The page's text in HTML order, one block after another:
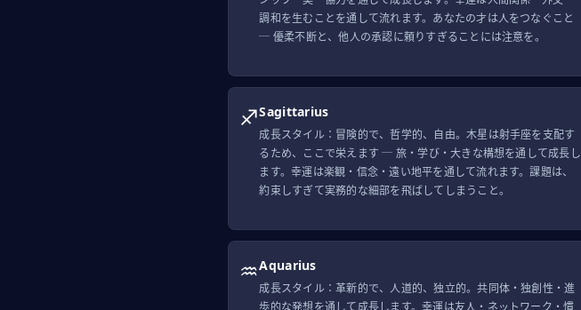
調和を生むことを通して流れます。あなたの才は人をつなぐこと
─ 優柔不断と、他人の承認に頼りすぎることには注意を。
♐Sagittarius
成長スタイル：冒険的で、哲学的、自由。木星は射手座を支配す
るため、ここで栄えます ─ 旅・学び・大きな構想を通して成長し
ます。幸運は楽観・信念・遠い地平を通して流れます。課題は、
約束しすぎて実務的な細部を飛ばしてしまうこと。
♒Aquarius
成長スタイル：革新的で、人道的、独立的。共同体・独創性・進
歩的な発想を通して成長します。幸運は友人・ネットワーク・慣